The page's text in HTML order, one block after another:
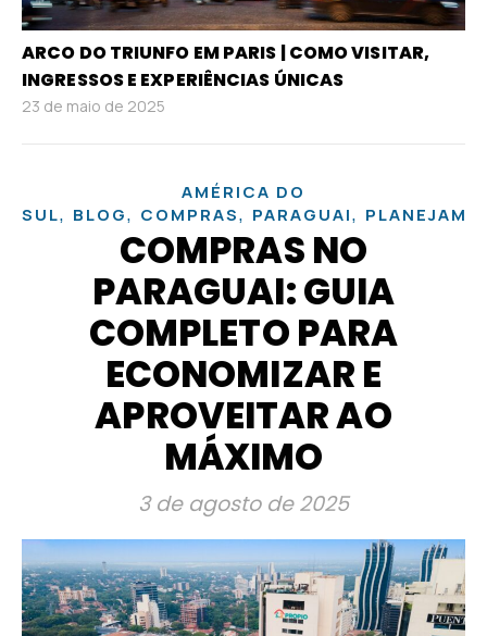
ARCO DO TRIUNFO EM PARIS | COMO VISITAR,
INGRESSOS E EXPERIÊNCIAS ÚNICAS
23 de maio de 2025
AMÉRICA DO
SUL, BLOG, COMPRAS, PARAGUAI,
COMPRAS NO
PARAGUAI: GUIA
COMPLETO PARA
ECONOMIZAR E
APROVEITAR AO
MÁXIMO
3 de agosto de 2025